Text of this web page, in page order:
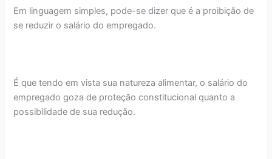
Em linguagem simples, pode-se dizer que é a proibição de
se reduzir o salário do empregado.
É que tendo em vista sua natureza alimentar, o salário do
empregado goza de proteção constitucional quanto a
possibilidade de sua redução.